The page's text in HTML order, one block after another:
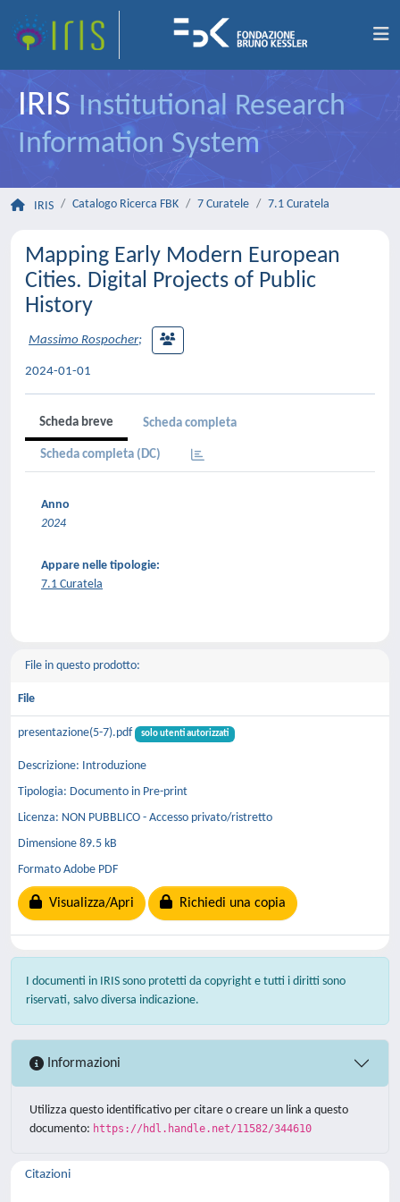
IRIS Institutional Research
Information System
IRIS Catalogo Ricerca FBK 7 Curatele 7.1 Curatela
Mapping Early Modern European
Cities. Digital Projects of Public
History
Massimo Rospocher;
2024-01-01
Scheda breve Scheda completa
Scheda completa (DC)
Anno
2024
Appare nelle tipologie:
7.1 Curatela
File in questo prodotto:
File
presentazione(5-7).pdf solo utenti autorizzati
Descrizione: Introduzione
Tipologia: Documento in Pre-print
Licenza: NON PUBBLICO - Accesso privato/ristretto
Dimensione 89.5 kB
Formato Adobe PDF
Visualizza/Apri Richiedi una copia
I documenti in IRIS sono protetti da copyright e tutti i diritti sono
riservati, salvo diversa indicazione.
Informazioni
Utilizza questo identificativo per citare o creare un link a questo
documento: https://hdl.handle.net/11582/344610
Citazioni